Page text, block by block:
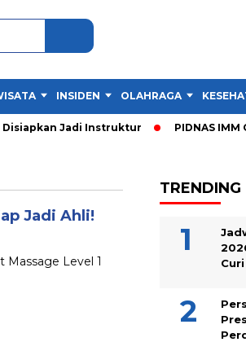
INSIDEN OLAHRAGA
Jadi Instruktur PIDNAS IMM
Jadi Ahli!
Massage Level 1
TRENDING